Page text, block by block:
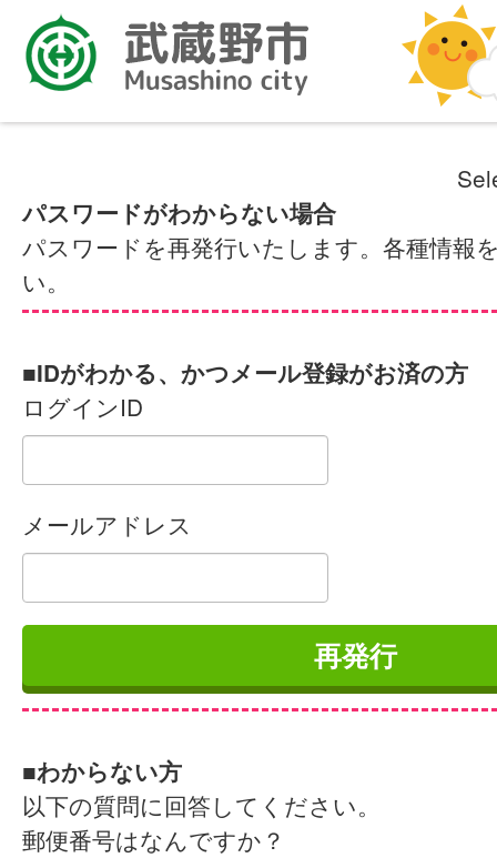
パスワードがわからない場合
パスワードを再発行いたします。各種情報
い。
■IDがわかる、かつメール登録がお済の方
ログインID
メールアドレス
■わからない方
以下の質問に回答してください。
郵便番号はなんですか？